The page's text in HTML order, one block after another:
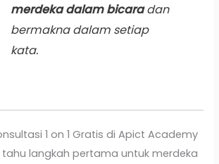
merdeka dalam bicaradan
bermakna dalam setiap
kata.
1 on 1 Gratis di Apict Academy
tahu langkah pertama untuk merdeka